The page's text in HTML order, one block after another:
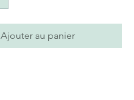
Ajouter au panier